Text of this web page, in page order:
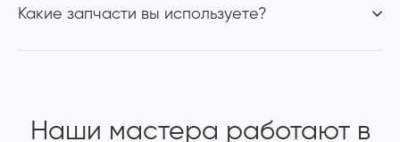
Какие запчасти вы используете?
Наши мастера работают в